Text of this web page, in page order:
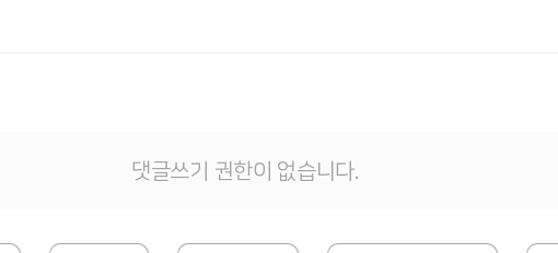
댓글쓰기 권한이 없습니다.